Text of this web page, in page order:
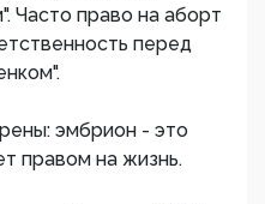
Часто право на аборт
перед
эмбрион - это
правом на жизнь.